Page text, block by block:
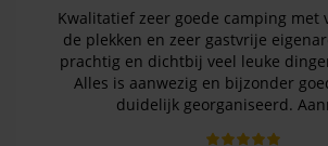
Kwalitatief zeer goede camping met
de plekken en zeer gastvrije
prachtig en dichtbij veel leuke
Alles is aanwezig en bijzonder
duidelijk georganiseerd.